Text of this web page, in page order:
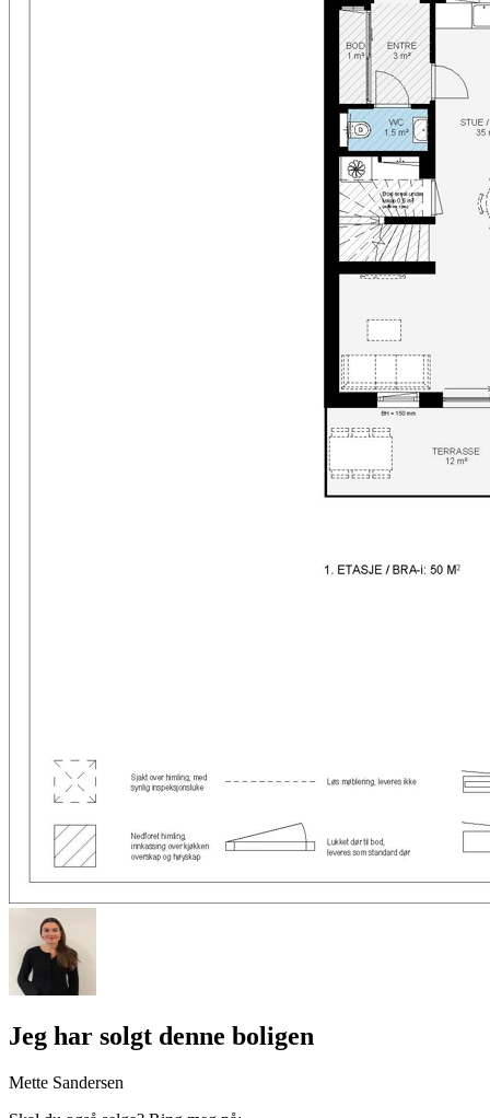
Jeg har solgt denne boligen
Mette Sandersen